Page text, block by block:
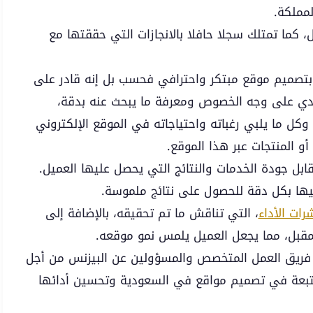
تمتلك سجلا حافلا بالانجازات التي حققتها مع
موقع مبتكر واحترافي فحسب بل إنه قادر على
على وجه الخصوص ومعرفة ما يبحث عنه بدقة،
ما يلبي رغباته واحتياجاته في الموقع الإلكتروني
المنتجات عبر هذا الموقع.
جودة الخدمات والنتائج التي يحصل عليها العميل.
بكل دقة للحصول على نتائج ملموسة.
الأداء، التي تناقش ما تم تحقيقه، بالإضافة إلى
مما يجعل العميل يلمس نمو موقعه.
فريق العمل المتخصص والمسؤولين عن البيزنس من أجل
في تصميم مواقع في السعودية وتحسين أدائها